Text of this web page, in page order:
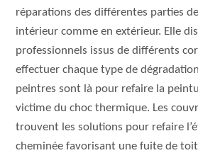
réparations des différentes parties
intérieur comme en extérieur. Elle
professionnels issus de différents
effectuer chaque type de
peintres sont là pour refaire la
victime du choc thermique. Les
trouvent les solutions pour refaire
cheminée favorisant une fuite de